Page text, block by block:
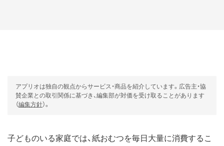
アプリオは独自の観点からサービス・商品を紹介しています。広告主・協
賛企業との取引関係に基づき、編集部が対価を受け取ることがあります
（編集方針）。
子どものいる家庭では、紙おむつを毎日大量に消費するこ